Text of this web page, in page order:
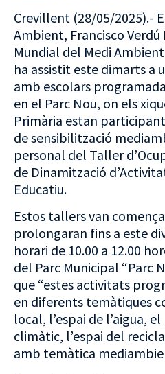
Crevillent (28/05/2025).-
Ambient, Francisco Verdú
Mundial del Medi Ambient
ha assistit este dimarts a
amb escolars
en el Parc Nou, on els
Primària estan
de sensibilització
personal del Taller
de Dinamització
Educatiu.
Estos tallers van
prolongaran fins a este
horari de 10.00 a 12.00
del Parc Municipal “Parc
que “estes activitats
en diferents temàtiques
local, l’espai de l’aigua,
climàtic, l’espai del
amb temàtica